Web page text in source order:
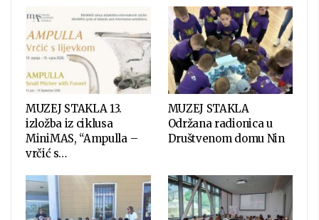
MUZEJ STAKLA 13.
izložba iz ciklusa
MiniMAS, “Ampulla –
vrčić s…
MUZEJ STAKLA
Održana radionica u
Društvenom domu Nin